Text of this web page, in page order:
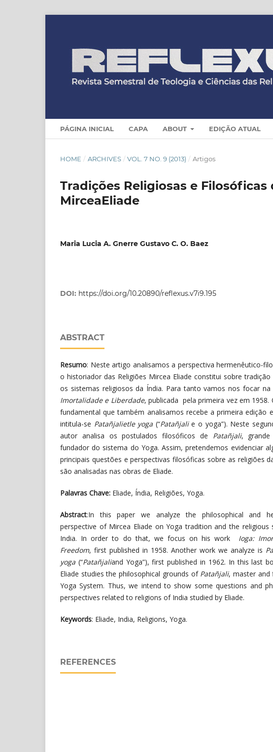
PÁGINA INICIAL CAPA ABOUT EDIÇÃO ATUAL
HOME / ARCHIVES / VOL. 7 NO. 9 (2013) / Artigos
Tradições Religiosas e
MirceaEliade
Maria Lucia A. Gnerre Gustavo C. O. Baez
DOI: https://doi.org/10.20890/reflexus.v7i9.195
ABSTRACT
Resumo: Neste artigo analisamos a perspectiva hermenêutico-
o historiador das Religiões Mircea Eliade constitui sobre tradição
os sistemas religiosos da Índia. Para tanto vamos nos focar na
Imortalidade e Liberdade, publicada pela primeira vez em 1958.
fundamental que também analisamos recebe a primeira edição
intitula-se Patañjalietle yoga (“Patañjalie o yoga”). Neste
autor analisa os postulados filosóficos de Patañjali,
fundador do sistema do Yoga. Assim, pretendemos evidenciar
principais questões e perspectivas filosóficas sobre as religiões
são analisadas nas obras de Eliade.
Palavras Chave: Eliade, Índia, Religiões, Yoga.
Abstract:In this paper we analyze the philosophical and
perspective of Mircea Eliade on Yoga tradition and the religious
India. In order to do that, we focus on his work Ioga:
Freedom, first published in 1958. Another work we analyze is
yoga (“Patañjaliand Yoga”), first published in 1962. In this last
Eliade studies the philosophical grounds of Patañjali, master and
Yoga System. Thus, we intend to show some questions and
perspectives related to religions of India studied by Eliade.
Keywords: Eliade, India, Religions, Yoga.
REFERENCES